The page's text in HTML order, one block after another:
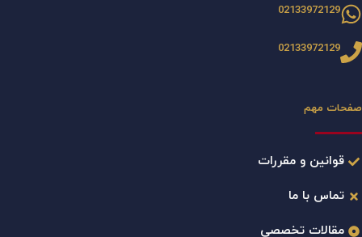
02133972129
02133972129
صفحات مهم
قوانین و مقررات
تماس با ما
مقالات تخصصی